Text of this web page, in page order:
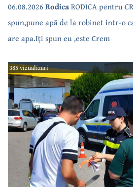
06.08.2026 RodicaRODICA pentru
spun,pune apă de la robinet intr-o
are apa.Iți spun eu ,este Crem
385 vizualizari